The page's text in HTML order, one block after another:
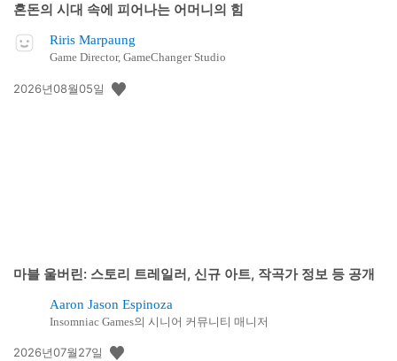
혼돈의 시대 속에 피어나는 어머니의 힘
Riris Marpaung
Game Director, GameChanger Studio
공
2026년08월05일
마블 울버린: 스토리 트레일러, 신규 아트, 작곡가 정보 등 공개
Aaron Jason Espinoza
Insomniac Games의 시니어 커뮤니티 매니저
공
2026년07월27일